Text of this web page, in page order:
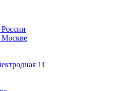
Москве
11